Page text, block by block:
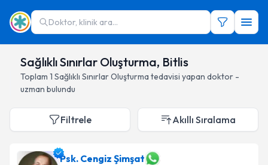
Doktor, klinik ara...
Sağlıklı Sınırlar Oluşturma, Bitlis
Toplam 1 Sağlıklı Sınırlar Oluşturma tedavisi yapan doktor -
uzman bulundu
Filtrele Akıllı Sıralama
Psk. Cengiz Şimşat